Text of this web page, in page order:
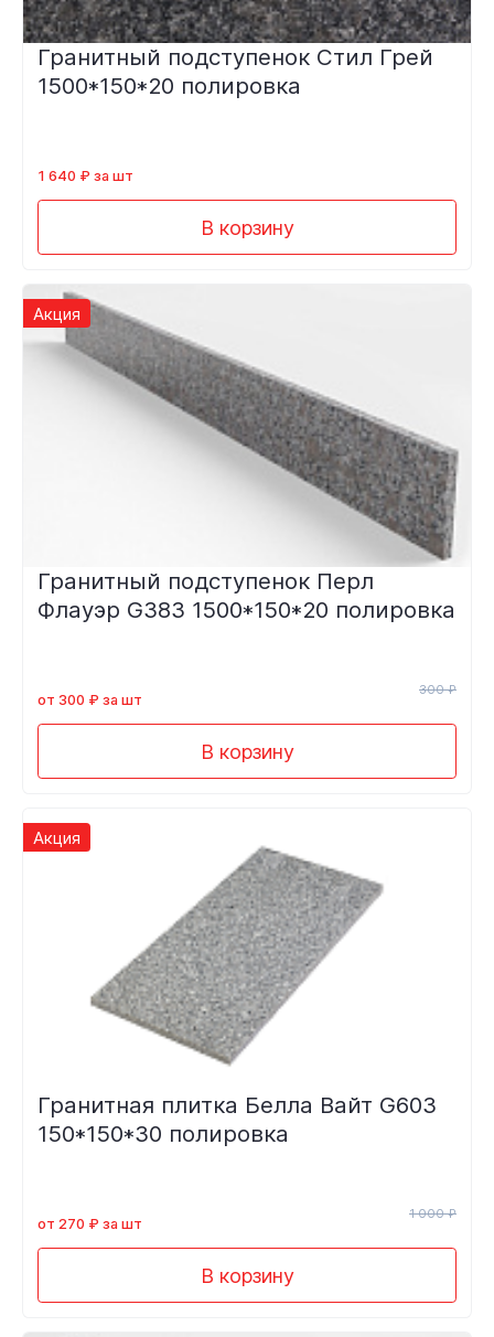
Гранитный подступенок Стил Грей
1500*150*20 полировка
1 640 ₽ за шт
В корзину
Акция
Гранитный подступенок Перл
Флауэр G383 1500*150*20 полировка
от 300 ₽ за шт
300 ₽
В корзину
Акция
Гранитная плитка Белла Вайт G603
150*150*30 полировка
от 270 ₽ за шт
1 000 ₽
В корзину